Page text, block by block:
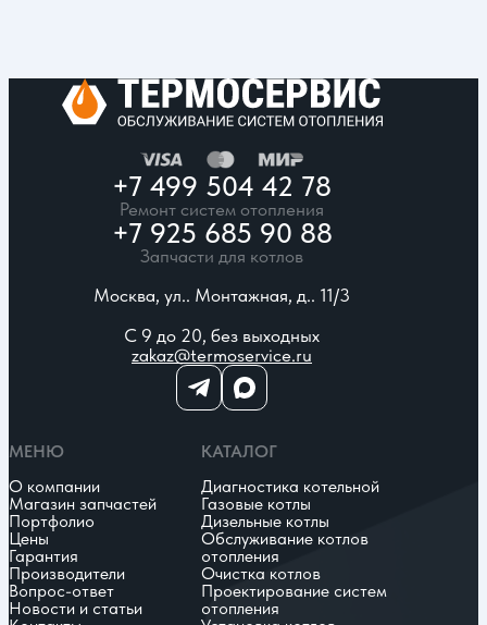
+7 499 504 42 78
Ремонт систем отопления
+7 925 685 90 88
Запчасти для котлов
Москва, ул.. Монтажная, д.. 11/3
С 9 до 20, без выходных
zakaz@termoservice.ru
МЕНЮ
О компании
Магазин запчастей
Портфолио
Цены
Гарантия
Производители
Вопрос-ответ
Новости и статьи
КАТАЛОГ
Диагностика котельной
Газовые котлы
Дизельные котлы
Обслуживание котлов
отопления
Очистка котлов
Проектирование систем
отопления